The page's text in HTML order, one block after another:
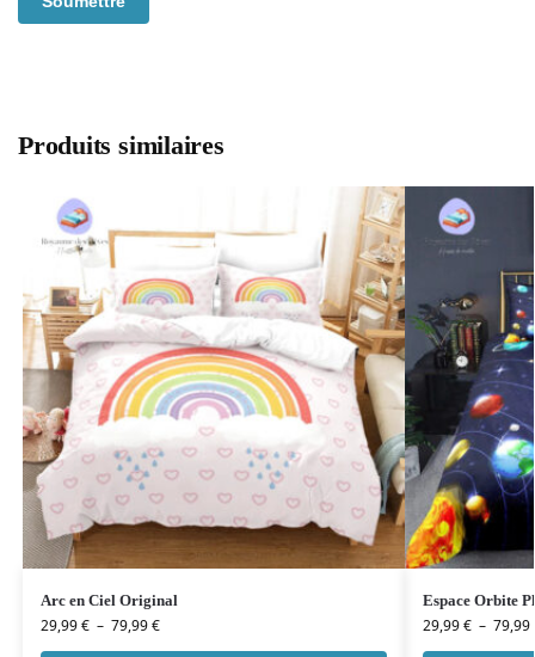
Produits similaires
Arc en Ciel Original
29,99€ – 79,99€
Espace Orbite
29,99€ – 79,99